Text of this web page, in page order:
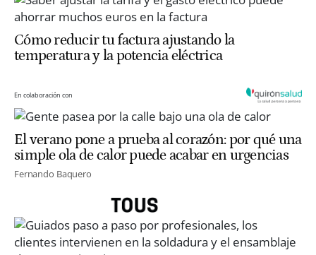
Cómo reducir tu factura ajustando la
temperatura y la potencia eléctrica
En colaboración con
El verano pone a prueba al corazón: por qué una
simple ola de calor puede acabar en urgencias
Fernando Baquero